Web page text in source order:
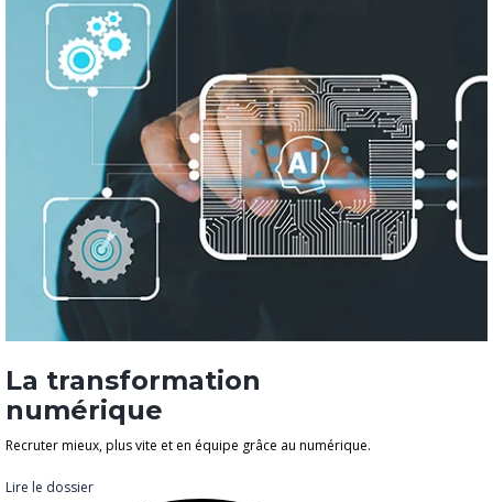
La transformation
numérique
Recruter mieux, plus vite et en équipe grâce au numérique.
Lire le dossier